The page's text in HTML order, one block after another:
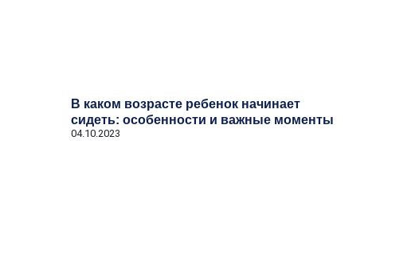
В каком возрасте ребенок начинает
сидеть: особенности и важные моменты
04.10.2023